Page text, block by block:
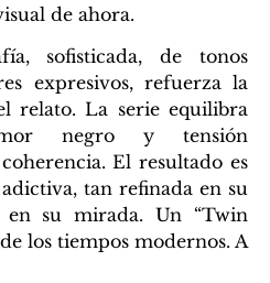
de ahora.
sofisticada, de tonos
expresivos, refuerza la
relato. La serie equilibra
negro y tensión
El resultado es
tan refinada en su
su mirada. Un “Twin
los tiempos modernos. A